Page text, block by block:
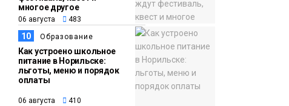
многое другое
06 августа 483
10 Образование
Как устроено школьное
питание в Норильске:
льготы, меню и порядок
оплаты
06 августа 410